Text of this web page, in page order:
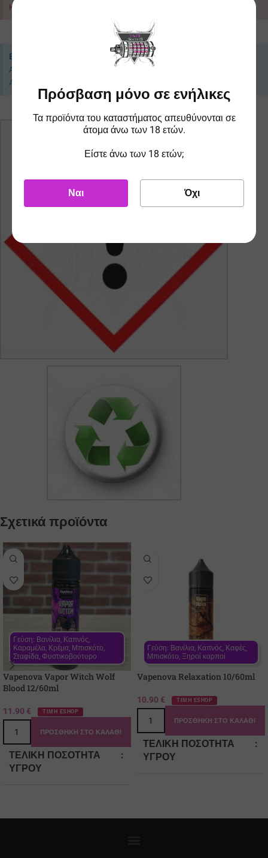
Πρόσβαση μόνο σε ενήλικες
Τα προϊόντα του καταστήματος απευθύνονται σε
άτομα άνω των 18 ετών.
Είστε άνω των 18 ετών;
Ναι Όχι
Κέντρου Δηλητηριάσεων:+302107793777
Ενημέρωση ΕΦΚ
Από 01/10/2025 επιβάλλεται φόρος 0,10€/ml στα Συμπηκνωμένα
Αρώματα. Οι τιμές ενδέχεται να προσαρμοστούν ανάλογα.
Σχετικά προϊόντα
Γεύση: Βανίλια, Καπνός,
Καραμέλα, Κρέμα, Μπισκότο,
Σταφίδα, Φυστικοβούτυρο
Vapenova Vapor Witch Wolf
Blood 12/60ml
11.90 € ΤΙΜΗ ESHOP
ΠΡΟΣΘΉΚΗ ΣΤΟ ΚΑΛΆΘΙ
ΤΕΛΙΚΉ ΠΟΣΌΤΗΤΑ
ΥΓΡΟΎ
Γεύση: Βανίλια, Καπνός, Καφές,
Μπισκότο, Ξηροί καρποί
Vapenova Relaxation 10/60ml
10.90 € ΤΙΜΗ ESHOP
ΠΡΟΣΘΉΚΗ ΣΤΟ ΚΑΛΆΘΙ
ΤΕΛΙΚΉ ΠΟΣΌΤΗΤΑ
ΥΓΡΟΎ
ΠΕΡΙΈΧΟΜΕΝΟ ΆΡΩΜΑ